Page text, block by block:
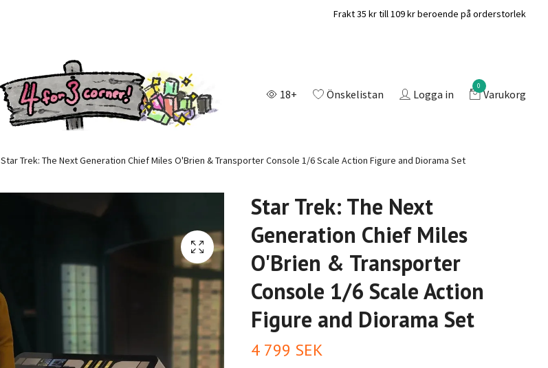
Frakt 35 kr till 109 kr beroende på orderstorlek
18+ Önskelistan Logga in
0
Varukorg
Star Trek: The Next Generation Chief Miles O'Brien & Transporter Console 1/6 Scale Action Figure and Diorama Set
Star Trek: The Next
Generation Chief Miles
O'Brien & Transporter
Console 1/6 Scale Action
Figure and Diorama Set
4 799 SEK